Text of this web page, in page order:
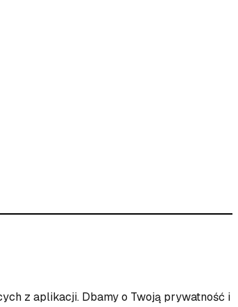
z aplikacji. Dbamy o Twoją prywatność i